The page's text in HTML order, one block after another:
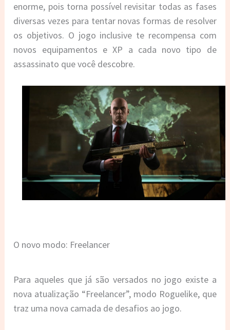
enorme, pois torna possível revisitar todas as fases
diversas vezes para tentar novas formas de resolver
os objetivos. O jogo inclusive te recompensa com
novos equipamentos e XP a cada novo tipo de
assassinato que você descobre.
O novo modo: Freelancer
Para aqueles que já são versados no jogo existe a
nova atualização “Freelancer”, modo Roguelike, que
traz uma nova camada de desafios ao jogo.